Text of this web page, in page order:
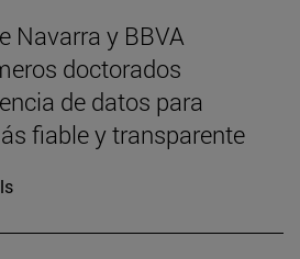
Navarra y BBVA
doctorados
de datos para
fiable y transparente